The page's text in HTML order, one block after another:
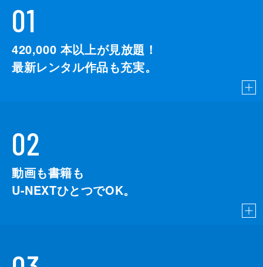
01
420,000 本以上が見放題！
最新レンタル作品も充実。
02
動画も書籍も
U-NEXTひとつでOK。